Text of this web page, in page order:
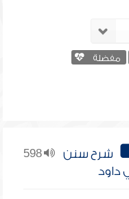
مفضلة
598
شرح سنن
داود